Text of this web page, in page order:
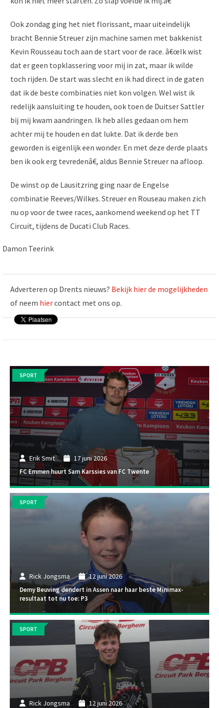
Ook zondag ging het niet florissant, maar uiteindelijk
bracht Bennie Streuer zijn machine samen met bakkenist
Kevin Rousseau toch aan de start voor de race. â€œIk wist
dat er geen topklassering voor mij in zat, maar ik wilde
toch rijden. De start was slecht en ik had direct in de gaten
dat ik de beste combinaties niet kon volgen. Wel wist ik
redelijk aansluiting te houden, ook toen de Duitser Sattler
bij mij kwam aandringen. Ik heb alles gedaan om hem
achter mij te houden en dat lukte. Dat ik derde ben
geworden is eigenlijk een wonder. En met deze derde plaats
ben ik ook erg tevredenâ€, aldus Bennie Streuer na afloop.
De winst op de Lausitzring ging naar de Engelse
combinatie Reeves/Wilkes. Streuer en Rouseau maken zich
nu op voor de twee races, aankomend weekend op het TT
Circuit, tijdens de Ducati Club Races.
Damon Teerink
Adverteren op Drents nieuws? Bekijk hier de mogelijkheden
of neem hiercontact met ons op.
Erik Smit 17 juni 2026
FC Emmen huurt Sam Karssies van FC Twente
SPORT
Rick Jongsma 12 juni 2026
Demy Beuving dendert in Assen naar haar beste Minimax-
resultaat tot nu toe: P3
SPORT
Rick Jongsma 12 juni 2026
SPORT